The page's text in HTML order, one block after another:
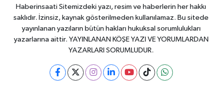
Haberinsaati Sitemizdeki yazı, resim ve haberlerin her hakkı
saklıdır. İzinsiz, kaynak gösterilmeden kullanılamaz. Bu sitede
yayınlanan yazıların bütün hakları hukuksal sorumlulukları
yazarlarına aittir. YAYINLANAN KÖŞE YAZI VE YORUMLARDAN
YAZARLARI SORUMLUDUR.